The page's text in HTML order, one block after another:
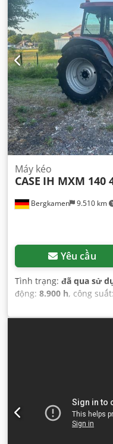
Bergkamen 9.510 km
Máy kéo
CASE IH MXM 140
Yêu cầu
Tình trạng: đã qua sử
động: 8.900 h, công suất:
ABS, cabin, dẫn động